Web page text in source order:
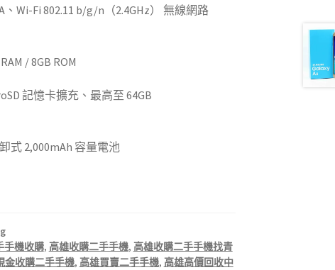
、Wi-Fi 802.11 b/g/n（2.4GHz） 無線網路(高雄
/ 8GB ROM
記憶卡擴充、最高至 64GB
式 2,000mAh 容量電池
手機收購, 高雄收購二手手機, 高雄收購二手手機找青
金收購二手手機, 高雄買賣二手手機, 高雄高價回收中